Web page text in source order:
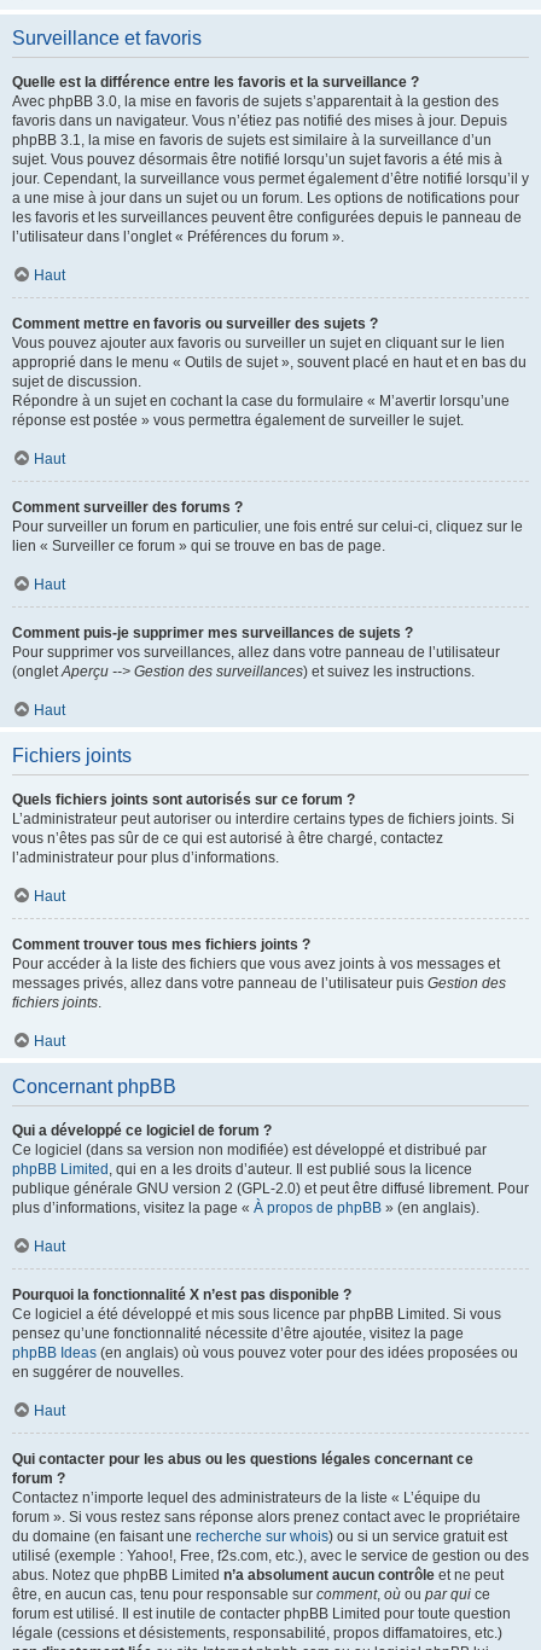
Surveillance et favoris
Quelle est la différence entre les favoris et la surveillance ?
Avec phpBB 3.0, la mise en favoris de sujets s’apparentait à la gestion des
favoris dans un navigateur. Vous n’étiez pas notifié des mises à jour. Depuis
phpBB 3.1, la mise en favoris de sujets est similaire à la surveillance d’un
sujet. Vous pouvez désormais être notifié lorsqu’un sujet favoris a été mis à
jour. Cependant, la surveillance vous permet également d’être notifié lorsqu’il y
a une mise à jour dans un sujet ou un forum. Les options de notifications pour
les favoris et les surveillances peuvent être configurées depuis le panneau de
l’utilisateur dans l’onglet « Préférences du forum ».
Haut
Comment mettre en favoris ou surveiller des sujets ?
Vous pouvez ajouter aux favoris ou surveiller un sujet en cliquant sur le lien
approprié dans le menu « Outils de sujet », souvent placé en haut et en bas du
sujet de discussion.
Répondre à un sujet en cochant la case du formulaire « M’avertir lorsqu’une
réponse est postée » vous permettra également de surveiller le sujet.
Haut
Comment surveiller des forums ?
Pour surveiller un forum en particulier, une fois entré sur celui-ci, cliquez sur le
lien « Surveiller ce forum » qui se trouve en bas de page.
Haut
Comment puis-je supprimer mes surveillances de sujets ?
Pour supprimer vos surveillances, allez dans votre panneau de l’utilisateur
(ongletAperçu --> Gestion des surveillances) et suivez les instructions.
Haut
Fichiers joints
Quels fichiers joints sont autorisés sur ce forum ?
L’administrateur peut autoriser ou interdire certains types de fichiers joints. Si
vous n’êtes pas sûr de ce qui est autorisé à être chargé, contactez
l’administrateur pour plus d’informations.
Haut
Comment trouver tous mes fichiers joints ?
Pour accéder à la liste des fichiers que vous avez joints à vos messages et
messages privés, allez dans votre panneau de l’utilisateur puis Gestion des
fichiers joints.
Haut
Concernant phpBB
Qui a développé ce logiciel de forum ?
Ce logiciel (dans sa version non modifiée) est développé et distribué par
phpBB Limited , qui en a les droits d’auteur. Il est publié sous la licence
publique générale GNU version 2 (GPL-2.0) et peut être diffusé librement. Pour
plus d’informations, visitez la page « À propos de phpBB » (en anglais).
Haut
Pourquoi la fonctionnalité X n’est pas disponible ?
Ce logiciel a été développé et mis sous licence par phpBB Limited. Si vous
pensez qu’une fonctionnalité nécessite d’être ajoutée, visitez la page
phpBB Ideas (en anglais) où vous pouvez voter pour des idées proposées ou
en suggérer de nouvelles.
Haut
Qui contacter pour les abus ou les questions légales concernant ce
forum ?
Contactez n’importe lequel des administrateurs de la liste « L’équipe du
forum ». Si vous restez sans réponse alors prenez contact avec le propriétaire
du domaine (en faisant une recherche sur whois) ou si un service gratuit est
utilisé (exemple : Yahoo!, Free, f2s.com, etc.), avec le service de gestion ou des
abus. Notez que phpBB Limited n’a absolument aucun contrôle et ne peut
être, en aucun cas, tenu pour responsable sur comment, où ou par qui ce
forum est utilisé. Il est inutile de contacter phpBB Limited pour toute question
légale (cessions et désistements, responsabilité, propos diffamatoires, etc.)